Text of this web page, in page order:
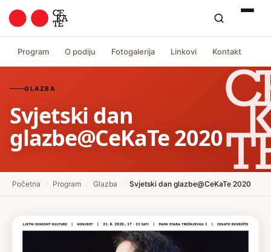
Program O podiju Fotogalerija Linkovi Kontakt
GLAZBA
Svjetski dan
glazbe@CeKaTe 2020
Početna Program Glazba Svjetski dan glazbe@CeKaTe 2020